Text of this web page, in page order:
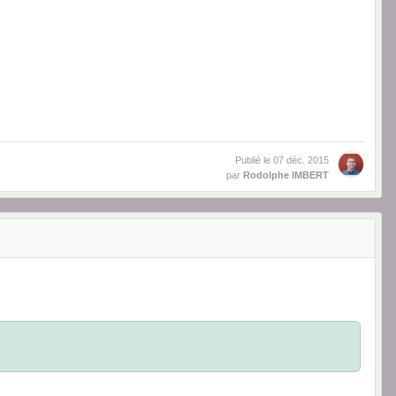
Publié le 07 déc. 2015
par Rodolphe IMBERT